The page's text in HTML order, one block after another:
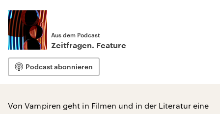
Aus dem Podcast
Zeitfragen. Feature
Podcast abonnieren
Von Vampiren geht in Filmen und in der Literatur eine